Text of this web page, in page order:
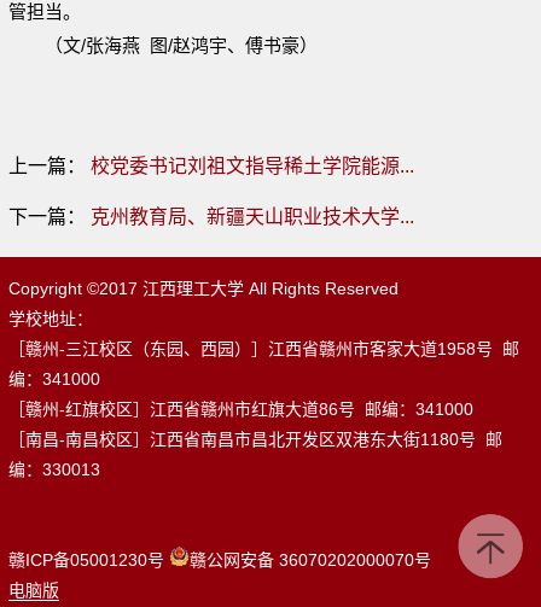
管担当。
（文/张海燕 图/赵鸿宇、傅书豪）
上一篇： 校党委书记刘祖文指导稀土学院能源...
下一篇： 克州教育局、新疆天山职业技术大学...
Copyright ©2017 江西理工大学 All Rights Reserved
学校地址：
［赣州-三江校区（东园、西园）］江西省赣州市客家大道1958号 邮
编：341000
［赣州-红旗校区］江西省赣州市红旗大道86号 邮编：341000
［南昌-南昌校区］江西省南昌市昌北开发区双港东大街1180号 邮
编：330013
赣ICP备05001230号
赣公网安备 36070202000070号
电脑版